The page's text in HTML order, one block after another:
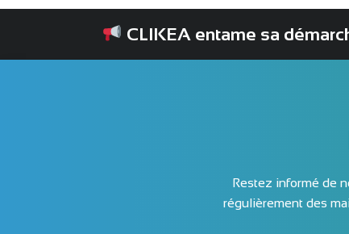
CLIKEA entame sa
Restez informé de
régulièrement des